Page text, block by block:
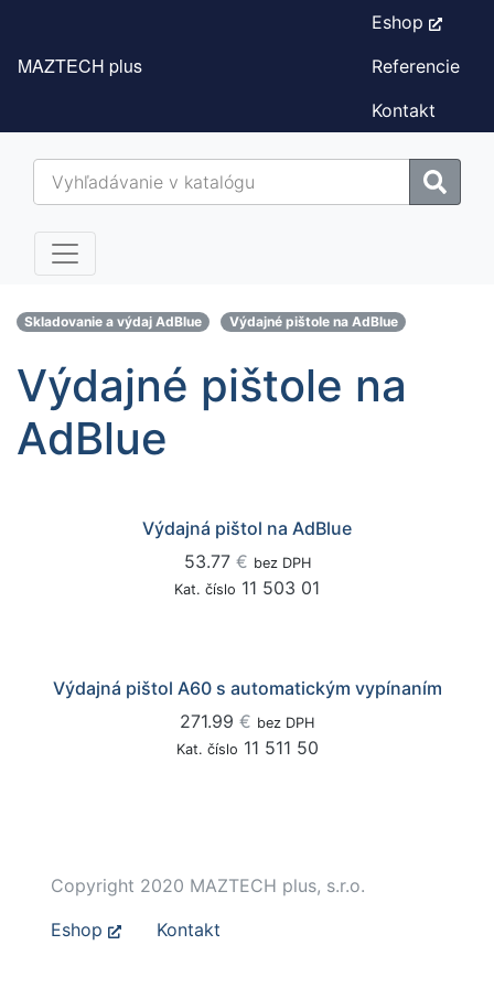
MAZTECH plus
Eshop
Referencie
Kontakt
Skladovanie a výdaj AdBlue Výdajné pištole na AdBlue
Výdajné pištole na
AdBlue
Výdajná pištol na AdBlue
53.77 € bez DPH
Kat. číslo 11 503 01
Výdajná pištol A60 s automatickým vypínaním
271.99 € bez DPH
Kat. číslo 11 511 50
Copyright 2020 MAZTECH plus, s.r.o.
Eshop
Kontakt